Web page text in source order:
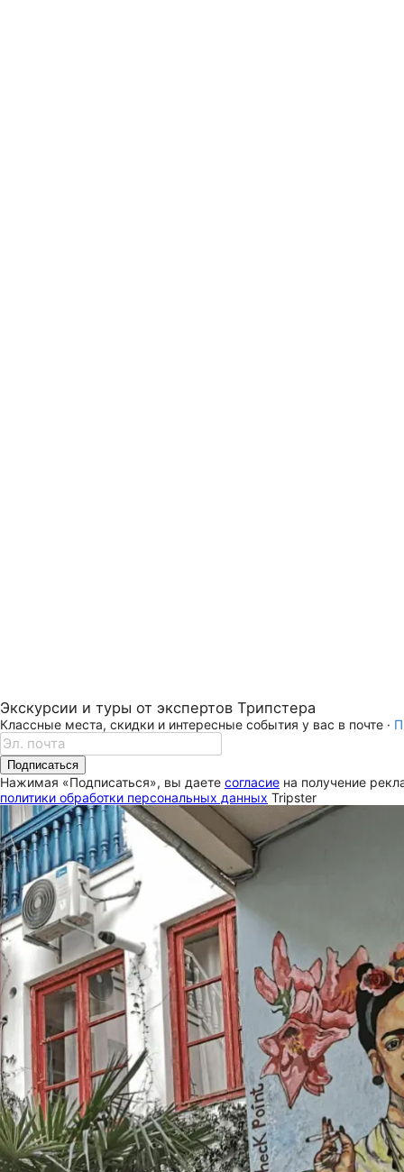
Экскурсии и туры от экспертов Трипстера
Классные места, скидки и интересные события у вас в почте ·
Подписаться
Нажимая «Подписаться», вы даете согласие на получение
политики обработки персональных данных Tripster